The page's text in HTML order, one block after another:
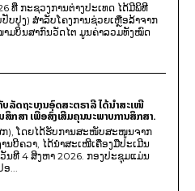
ທີ່ ກະຊວງການຕ່າງປະເທດ ໄດ້ມີພິທີ
ບປຸງ) ສໍາລັບໂຄງການຊ່ວຍເຫຼືອລ້າຈາກ
ມບິນສາກົນວັດໄຕ ມູນຄ່າລວມທັງໝົດ
ລັດຖະບານອົດສະຕຣາລີ ໄດ້ນຳສະເໜີ
ສຶກສາ ເພື່ອສົ່ງເສີມຄຸນນະພາບການສຶກສາ.
ກ), ໂດຍໄດ້ຮັບການສະໜັບສະໜູນຈາກ
ບີຄວາ, ໄດ້ນຳສະເໜີເຄື່ອງມືປະເມີນ
ນທີ 4 ສິງຫາ 2026. ກອງປະຊຸມແມ່ນ
...